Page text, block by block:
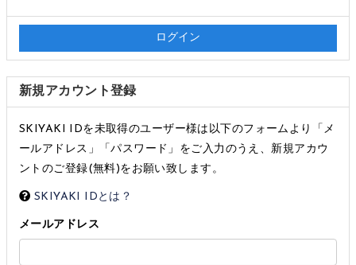
新規アカウント登録
SKIYAKI IDを未取得のユーザー様は以下のフォームより「メ
ールアドレス」「パスワード」をご入力のうえ、新規アカウ
ントのご登録(無料)をお願い致します。
SKIYAKI IDとは？
メールアドレス